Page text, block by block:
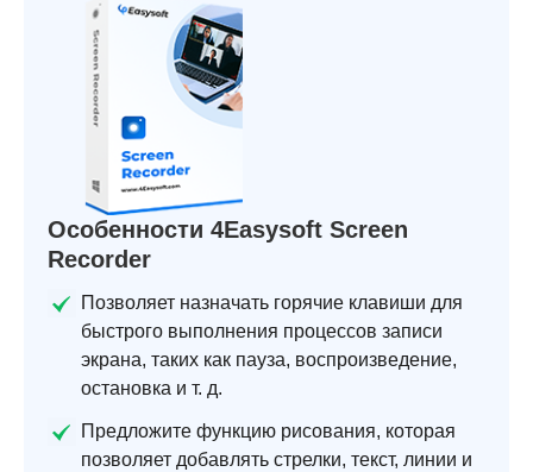
Особенности 4Easysoft Screen
Recorder
Позволяет назначать горячие клавиши для
быстрого выполнения процессов записи
экрана, таких как пауза, воспроизведение,
остановка и т. д.
Предложите функцию рисования, которая
позволяет добавлять стрелки, текст, линии и